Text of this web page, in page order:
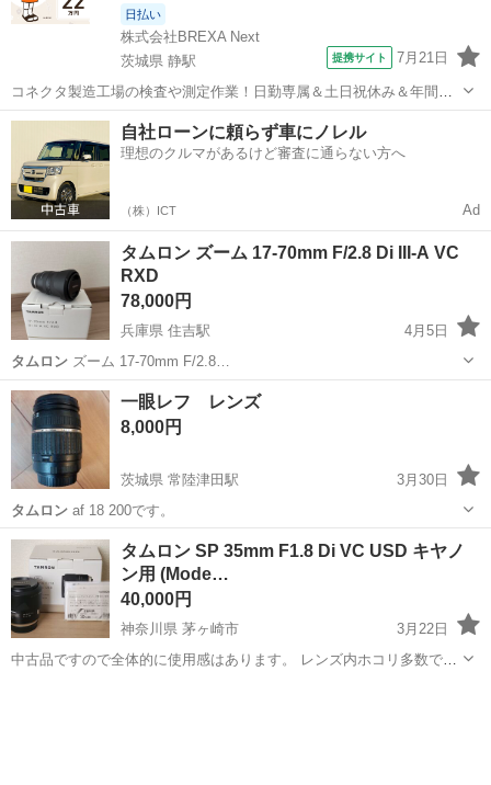
日払い
株式会社BREXA Next
茨城県 静駅
提携サイト 7月21日
コネクタ製造工場の検査や測定作業！日勤専属＆土日祝休み＆年間休
日128日★クリーンルーム内作業★マイカー通勤OK＆無料駐車場あり
★就業先食堂利用可！日払い制度あり！《茨城県常陸大宮市》 人気の
工場のお仕事 ◇コネクタ製造工...
茨城 常陸大宮市 その他
自社ローンに頼らず車にノレル
理想のクルマがあるけど審査に通らない方へ
（株）ICT Ad
タムロン ズーム 17-70mm F/2.8 Di III-A VC
RXD
78,000円
兵庫県 住吉駅
4月5日
タムロンズーム 17-70mm F/2.8…
兵庫 神戸市 住吉駅
一眼レフ レンズ
8,000円
茨城県 常陸津田駅
3月30日
タムロン af 18 200です。
茨城 那珂市
タムロン SP 35mm F1.8 Di VC USD キヤノ
ン用 (Mode…
40,000円
神奈川県 茅ヶ崎市
3月22日
中古品ですので全体的に使用感はあります。 レンズ内ホコリ多数です